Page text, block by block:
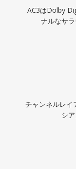
AC3はDolby
ナルなサ
チャンネルレ
シ